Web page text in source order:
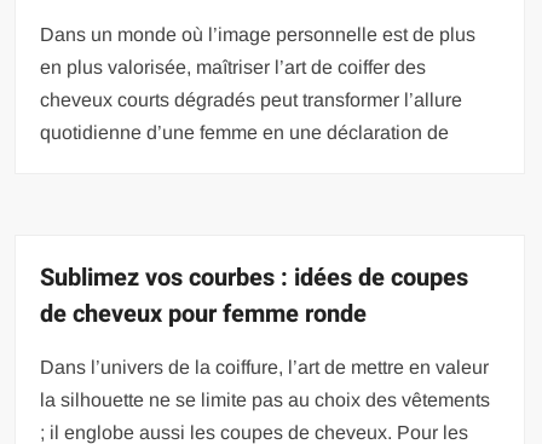
Dans un monde où l’image personnelle est de plus
en plus valorisée, maîtriser l’art de coiffer des
cheveux courts dégradés peut transformer l’allure
quotidienne d’une femme en une déclaration de
Sublimez vos courbes : idées de coupes
de cheveux pour femme ronde
Dans l’univers de la coiffure, l’art de mettre en valeur
la silhouette ne se limite pas au choix des vêtements
; il englobe aussi les coupes de cheveux. Pour les